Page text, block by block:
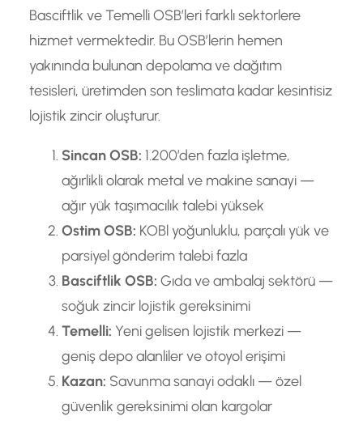
Basciftlik ve Temelli OSB’leri farklı sektorlere
hizmet vermektedir. Bu OSB’lerin hemen
yakınında bulunan depolama ve dağıtım
tesisleri, üretimden son teslimata kadar kesintisiz
lojistik zincir oluşturur.
Sincan OSB: 1.200’den fazla işletme,
ağırlikli olarak metal ve makine sanayi —
ağır yük taşımacılık talebi yüksek
Ostim OSB: KOBl yoğunluklu, parçalı yük ve
parsiyel gönderim talebi fazla
Basciftlik OSB: Gıda ve ambalaj sektörü —
soğuk zincir lojistik gereksinimi
Temelli: Yeni gelisen lojistik merkezi —
geniş depo alanliler ve otoyol erişimi
Kazan: Savunma sanayi odaklı — özel
güvenlik gereksinimi olan kargolar